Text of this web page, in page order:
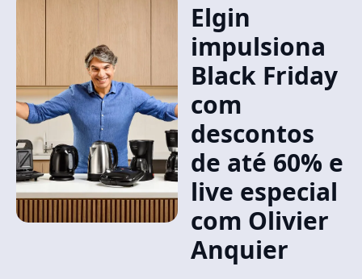
Elgin
impulsiona
Black Friday
com
descontos
de até 60% e
live especial
com Olivier
Anquier